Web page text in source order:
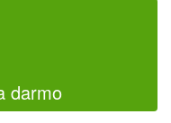
darmo